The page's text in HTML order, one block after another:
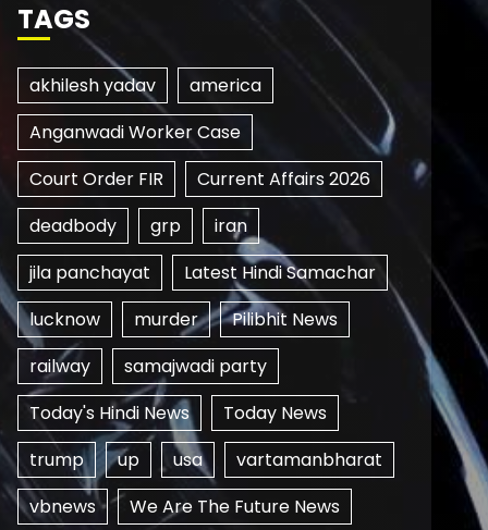
TAGS
akhilesh yadav
america
Anganwadi Worker Case
Court Order FIR
Current Affairs 2026
deadbody
grp
iran
jila panchayat
Latest Hindi Samachar
lucknow
murder
Pilibhit News
railway
samajwadi party
Today's Hindi News
Today News
trump
up usa
vartamanbharat
vbnews
We Are The Future News